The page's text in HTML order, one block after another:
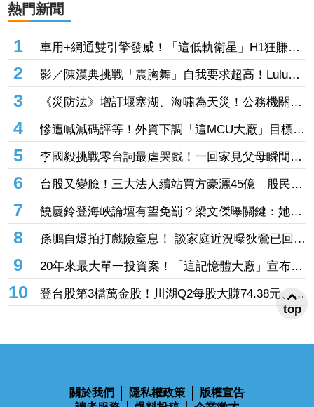
熱門新聞
1
車用+網通雙引擎發威！「這低軌衛星」H1狂賺
5.75元創高 智易同期EPS也刷新紀錄
2
影／陳漢典挑戰「震胸舞」自我要求超高！Lulu掌
鏡連拍30次 餓喊：可以吃飯嗎
3
《災防法》增訂堰塞湖、海嘯為天災！公務機關應
設災防長、公所設防災協作中心
4
慘遭喊減碼評等！外資下調「這MCU大廠」目標價
探95元 第二季每股虧損0.59元是警訊
5
李國毅挑戰零台詞最虐哭戲！一回家見父母瞬間潰
堤 怒嗆姚淳耀兄弟情決裂
6
台股又變臉！三大法人續站買方豪灑45億 股民
喊：風向變了
7
饒慶鈴登海峽論壇有望免罰？梁文傑曝關鍵：她都
只講客套話
8
孫鵬自爆拍打戲險窒息！ 談家庭近況曝狄鶯已回
台 感嘆：一家之主不容易
9
20年來最大單一投資案！「這記憶體大廠」宣布最
高投入3466億元擴產 第二季合併財報出爐
10
登台股第3檔萬金股！川湖Q2每股大賺74.38元、
H1EPS攻破11股本賺贏去年全年 近5日飆41.4%
關於我們 隱私權政策
版權宣告
top